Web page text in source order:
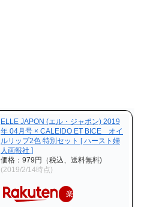
ELLE JAPON (エル・ジャポン) 2019
年 04月号 × CALEIDO ET BICE オイ
ルリップ2色 特別セット [ ハースト婦
人画報社 ]
価格：979円（税込、送料無料)
(2019/2/14時点)
楽